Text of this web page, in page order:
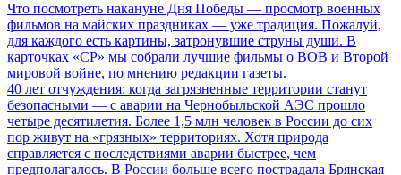
Что посмотреть накануне Дня Победы — просмотр военных
фильмов на майских праздниках — уже традиция. Пожалуй,
для каждого есть картины, затронувшие струны души. В
карточках «СР» мы собрали лучшие фильмы о ВОВ и Второй
мировой войне, по мнению редакции газеты.
40 лет отчуждения: когда загрязненные территории станут
безопасными — с аварии на Чернобыльской АЭС прошло
четыре десятилетия. Более 1,5 млн человек в России до сих
пор живут на «грязных» территориях. Хотя природа
справляется с последствиями аварии быстрее, чем
предполагалось. В России больше всего пострадала Брянская